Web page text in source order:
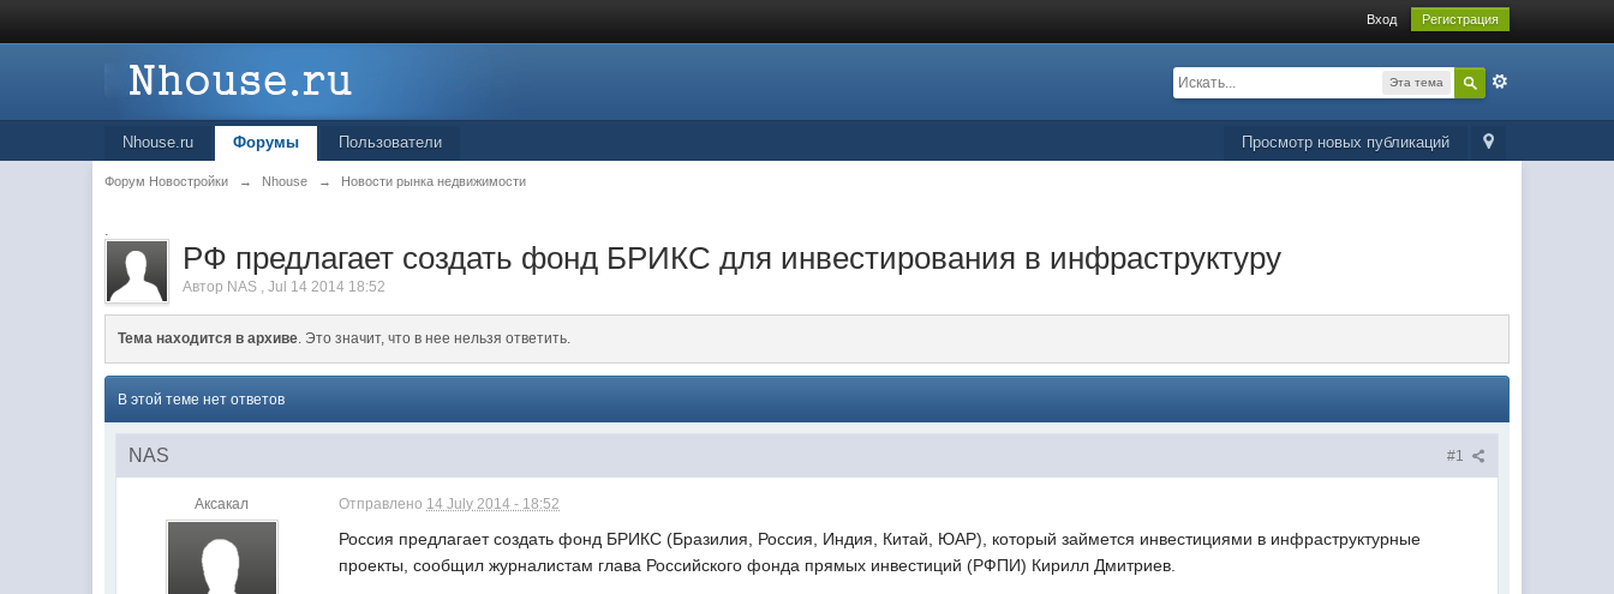
Вход Регистрация
Эта тема
Просмотр новых публикаций
Nhouse.ru Форумы Пользователи
Форум Новостройки → Nhouse → Новости рынка недвижимости
.
РФ предлагает создать фонд БРИКС для инвестирования в инфраструктуру
Автор NAS ,Jul 14 2014 18:52
Тема находится в архиве. Это значит, что в нее нельзя ответить.
В этой теме нет ответов
#1
NAS
Аксакал Отправлено 14 July 2014 - 18:52
Россия предлагает создать фонд БРИКС (Бразилия, Россия, Индия, Китай, ЮАР), который займется инвестициями в инфраструктурные
проекты, сообщил журналистам глава Российского фонда прямых инвестиций (РФПИ) Кирилл Дмитриев.